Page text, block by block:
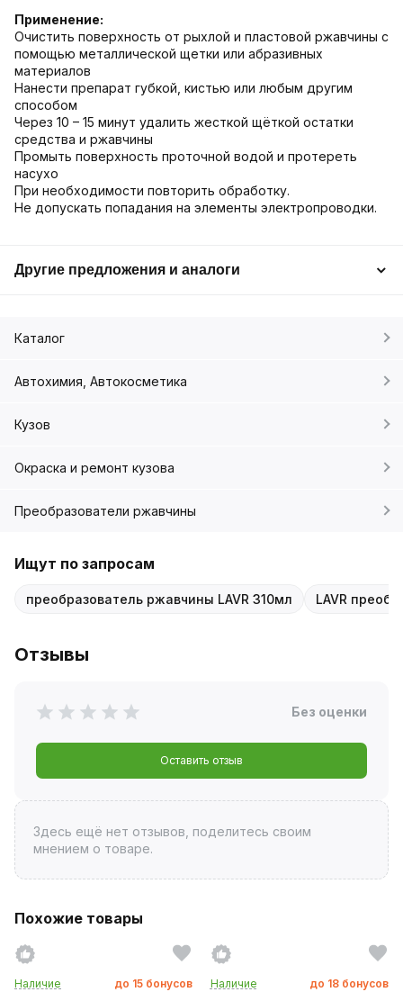
Применение:
Очистить поверхность от рыхлой и пластовой ржавчины с
помощью металлической щетки или абразивных
материалов
Нанести препарат губкой, кистью или любым другим
способом
Через 10 – 15 минут удалить жесткой щёткой остатки
средства и ржавчины
Промыть поверхность проточной водой и протереть
насухо
При необходимости повторить обработку.
Не допускать попадания на элементы электропроводки.
Другие предложения и аналоги
Каталог
Автохимия, Автокосметика
Кузов
Окраска и ремонт кузова
Преобразователи ржавчины
Ищут по запросам
преобразователь ржавчины LAVR 310мл LAVR
Отзывы
Без оценки
Оставить отзыв
Здесь ещё нет отзывов, поделитесь своим
мнением о товаре.
Похожие товары
Наличие до 15 бонусов
Наличие до 18 бонусов